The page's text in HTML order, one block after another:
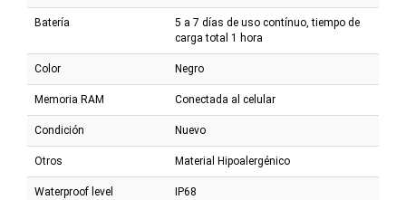
Batería
5 a 7 días de uso contínuo, tiempo de
carga total 1 hora
Color Negro
Memoria RAM Conectada al celular
Condición Nuevo
Otros Material Hipoalergénico
Waterproof level IP68